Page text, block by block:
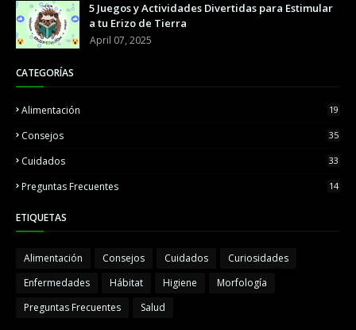
5 Juegos y Actividades Divertidas para Estimular
a tu Erizo de Tierra
April 07, 2025
CATEGORÍAS
Alimentación 19
Consejos 35
Cuidados 33
Preguntas Frecuentes 14
ETIQUETAS
Alimentación Consejos Cuidados
Curiosidades
Enfermedades
Hábitat Higiene
Morfología
Preguntas Frecuentes
Salud